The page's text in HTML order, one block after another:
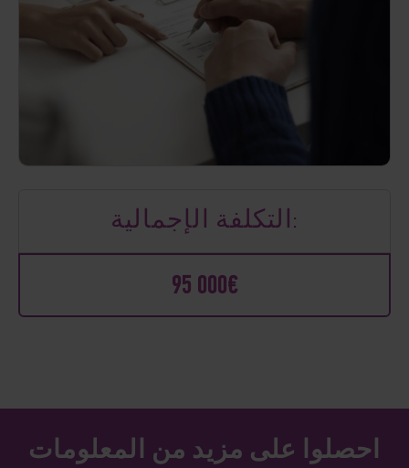
التكلفة الإجمالية:
95 000€
احصلوا على مزيد من المعلومات